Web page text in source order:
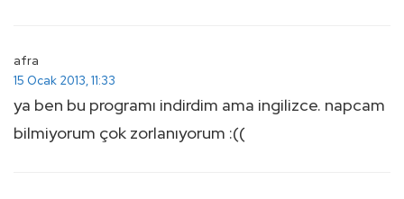
afra
15 Ocak 2013, 11:33
ya ben bu programı indirdim ama ingilizce. napcam
bilmiyorum çok zorlanıyorum :((